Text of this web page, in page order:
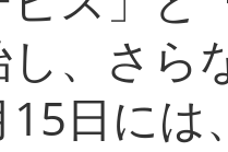
、さら
15日に